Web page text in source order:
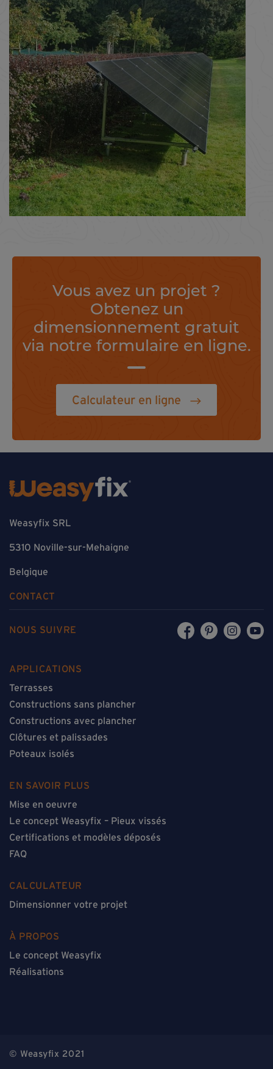
Vous avez un projet ?
Obtenez un
dimensionnement gratuit
via notre formulaire en ligne.
Calculateur en ligne
Weasyfix SRL
5310 Noville-sur-Mehaigne
Belgique
CONTACT
NOUS SUIVRE
APPLICATIONS
Terrasses
Constructions sans plancher
Constructions avec plancher
Clôtures et palissades
Poteaux isolés
EN SAVOIR PLUS
Mise en oeuvre
Le concept Weasyfix – Pieux vissés
Certifications et modèles déposés
FAQ
CALCULATEUR
Dimensionner votre projet
À PROPOS
Le concept Weasyfix
Réalisations
© Weasyfix 2021